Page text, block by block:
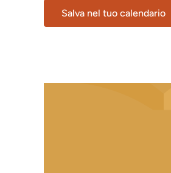
Salva nel tuo calendario